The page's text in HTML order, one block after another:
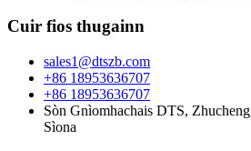
Cuir fios thugainn
sales1@dtszb.com
+86 18953636707
+86 18953636707
Sòn Gnìomhachais DTS,
Sìona